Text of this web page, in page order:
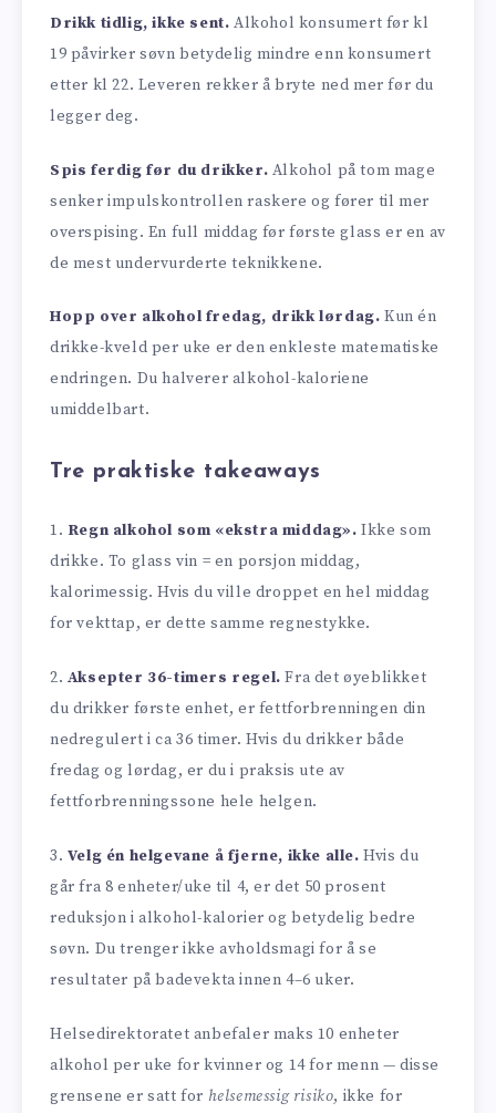
Drikk tidlig, ikke sent. Alkohol konsumert før kl
19 påvirker søvn betydelig mindre enn konsumert
etter kl 22. Leveren rekker å bryte ned mer før du
legger deg.
Spis ferdig før du drikker. Alkohol på tom mage
senker impulskontrollen raskere og fører til mer
overspising. En full middag før første glass er en av
de mest undervurderte teknikkene.
Hopp over alkohol fredag, drikk lørdag. Kun én
drikke-kveld per uke er den enkleste matematiske
endringen. Du halverer alkohol-kaloriene
umiddelbart.
Tre praktiske takeaways
1. Regn alkohol som «ekstra middag». Ikke som
drikke. To glass vin = en porsjon middag,
kalorimessig. Hvis du ville droppet en hel middag
for vekttap, er dette samme regnestykke.
2. Aksepter 36-timers regel. Fra det øyeblikket
du drikker første enhet, er fettforbrenningen din
nedregulert i ca 36 timer. Hvis du drikker både
fredag og lørdag, er du i praksis ute av
fettforbrenningssone hele helgen.
3. Velg én helgevane å fjerne, ikke alle. Hvis du
går fra 8 enheter/uke til 4, er det 50 prosent
reduksjon i alkohol-kalorier og betydelig bedre
søvn. Du trenger ikke avholdsmagi for å se
resultater på badevekta innen 4–6 uker.
Helsedirektoratet anbefaler maks 10 enheter
alkohol per uke for kvinner og 14 for menn — disse
grensene er satt for helsemessig risiko, ikke for